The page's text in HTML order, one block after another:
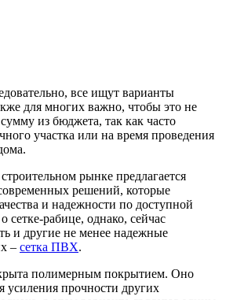
все ищут варианты
для многих важно, чтобы это не
из бюджета, так как часто
участка или на время проведения
рынке предлагается
решений, которые
и надежности по доступной
рабице, однако, сейчас
и другие не менее надежные
– сетка ПВХ.
полимерным покрытием. Оно
усиления прочности других